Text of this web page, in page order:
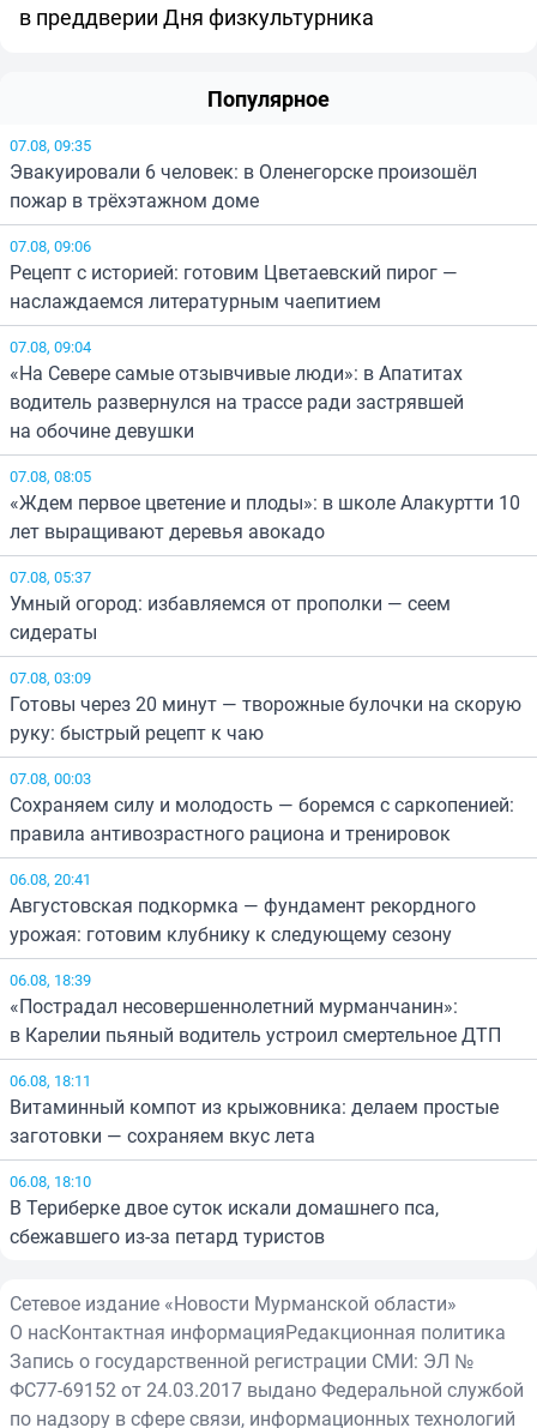
в преддверии Дня физкультурника
Популярное
07.08, 09:35
Эвакуировали 6 человек: в Оленегорске произошёл
пожар в трёхэтажном доме
07.08, 09:06
Рецепт с историей: готовим Цветаевский пирог —
наслаждаемся литературным чаепитием
07.08, 09:04
«На Севере самые отзывчивые люди»: в Апатитах
водитель развернулся на трассе ради застрявшей
на обочине девушки
07.08, 08:05
«Ждем первое цветение и плоды»: в школе Алакуртти 10
лет выращивают деревья авокадо
07.08, 05:37
Умный огород: избавляемся от прополки — сеем
сидераты
07.08, 03:09
Готовы через 20 минут — творожные булочки на скорую
руку: быстрый рецепт к чаю
07.08, 00:03
Сохраняем силу и молодость — боремся с саркопенией:
правила антивозрастного рациона и тренировок
06.08, 20:41
Августовская подкормка — фундамент рекордного
урожая: готовим клубнику к следующему сезону
06.08, 18:39
«Пострадал несовершеннолетний мурманчанин»:
в Карелии пьяный водитель устроил смертельное ДТП
06.08, 18:11
Витаминный компот из крыжовника: делаем простые
заготовки — сохраняем вкус лета
06.08, 18:10
В Териберке двое суток искали домашнего пса,
сбежавшего из-за петард туристов
Сетевое издание «Новости Мурманской области»
О насКонтактная информацияРедакционная политика
Запись о государственной регистрации СМИ: ЭЛ №
ФС77-69152 от 24.03.2017 выдано Федеральной службой
по надзору в сфере связи, информационных технологий